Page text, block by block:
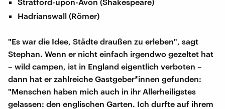
Hadrianswall (Römer)
"Es war die Idee, Städte draußen zu erleben", sagt
Stephan. Wenn er nicht einfach irgendwo gezeltet hat
– wild campen, ist in England eigentlich verboten –
dann hat er zahlreiche Gastgeber*innen gefunden:
"Menschen haben mich auch in ihr Allerheiligstes
gelassen: den englischen Garten. Ich durfte auf ihrem